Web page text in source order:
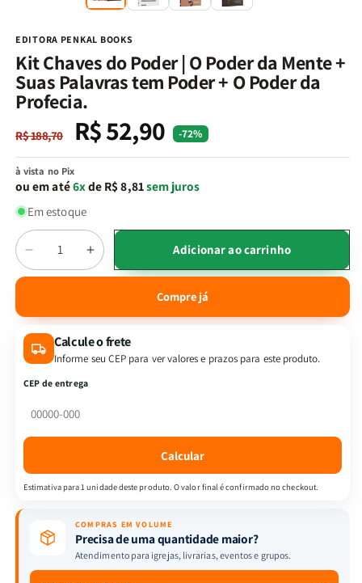
EDITORA PENKAL BOOKS
Kit Chaves do Poder | O Poder da Mente +
Suas Palavras tem Poder + O Poder da
Profecia.
Preço
normal
R$ 188,70
Preço
promocional
R$ 52,90 -72%
à vista no Pix
ou em até6xde R$ 8,81sem juros
Em estoque
Quantidade
Diminuir
a
Kit
Chaves
do
Poder
O
+
Suas
tem
Poder
O
Aumentar
a
quantidade
Kit
Chaves
do
+
Suas
tem
Poder
+
Adicionar ao carrinho
Compre já
Calcule o frete
Informe seu CEP para ver valores e prazos para este produto.
CEP de entrega
Calcular
Estimativa para 1 unidade deste produto. O valor final é confirmado no checkout.
COMPRAS EM VOLUME
Precisa de uma quantidade maior?
Atendimento para igrejas, livrarias, eventos e grupos.